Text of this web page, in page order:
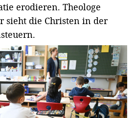
erodieren. Theologe
sieht die Christen in der